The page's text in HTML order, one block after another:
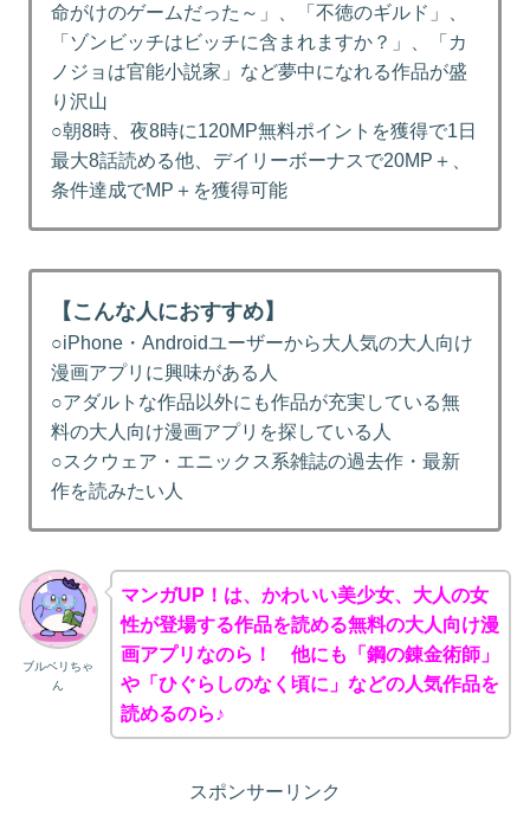
命がけのゲームだった～」、「不徳のギルド」、
「ゾンビッチはビッチに含まれますか？」、「カ
ノジョは官能小説家」など夢中になれる作品が盛
り沢山
○朝8時、夜8時に120MP無料ポイントを獲得で1日
最大8話読める他、デイリーボーナスで20MP＋、
条件達成でMP＋を獲得可能
【こんな人におすすめ】
○iPhone・Androidユーザーから大人気の大人向け
漫画アプリに興味がある人
○アダルトな作品以外にも作品が充実している無
料の大人向け漫画アプリを探している人
○スクウェア・エニックス系雑誌の過去作・最新
作を読みたい人
ブルベリちゃ
ん
マンガUP！は、かわいい美少女、大人の女
性が登場する作品を読める無料の大人向け漫
画アプリなのら！ 他にも「鋼の錬金術師」
や「ひぐらしのなく頃に」などの人気作品を
読めるのら♪
スポンサーリンク